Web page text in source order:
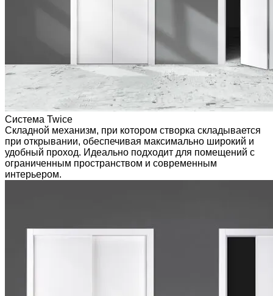
Система Twice
Складной механизм, при котором створка складывается
при открывании, обеспечивая максимально широкий и
удобный проход. Идеально подходит для помещений с
ограниченным пространством и современным
интерьером.